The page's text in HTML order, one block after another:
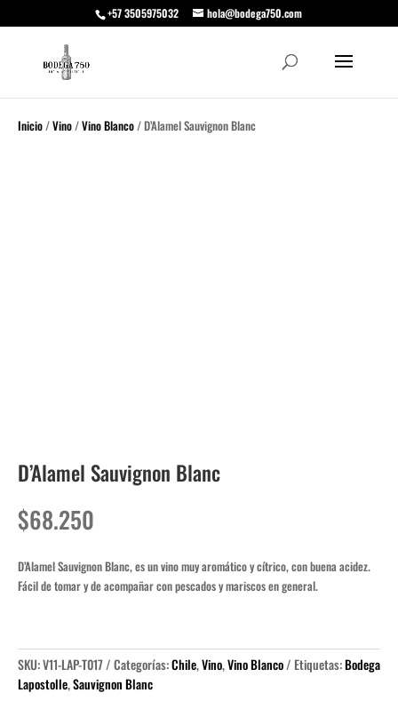
+57 3505975032 hola@bodega750.com
Inicio/Vino/Vino Blanco/ D’Alamel Sauvignon Blanc
D’Alamel Sauvignon Blanc
$68.250
D’Alamel Sauvignon Blanc, es un vino muy aromático y cítrico, con buena acidez.
Fácil de tomar y de acompañar con pescados y mariscos en general.
SKU:V11-LAP-T017 Categorías:Chile,Vino,Vino Blanco Etiquetas:Bodega
Lapostolle,Sauvignon Blanc